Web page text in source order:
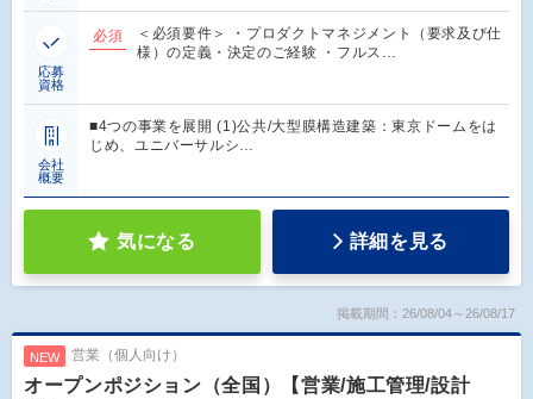
応募
資格
必須
＜必須要件＞ ・プロダクトマネジメント（要求及び仕
様）の定義・決定のご経験 ・フルス…
会社
概要
■4つの事業を展開 (1)公共/大型膜構造建築：東京ドームをは
じめ、ユニバーサルシ…
気になる 詳細を見る
掲載期間：26/08/04～26/08/17
NEW 営業（個人向け）
オープンポジション（全国）【営業/施工管理/設計